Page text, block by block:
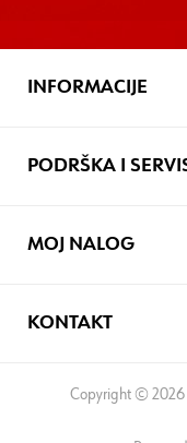
INFORMACIJE
PODRŠKA I
MOJ NALOG
KONTAKT
Copyright © 2026